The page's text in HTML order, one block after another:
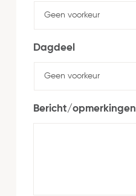
Dagdeel
Bericht/opmerkingen